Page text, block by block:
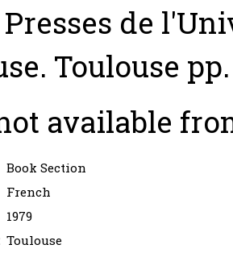
de
Toulouse
available
Book Section
French
1979
Toulouse